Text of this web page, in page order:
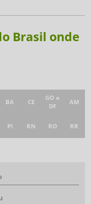
Brasil onde
BA CE
GO e
DF
AM
PI RN RO RR